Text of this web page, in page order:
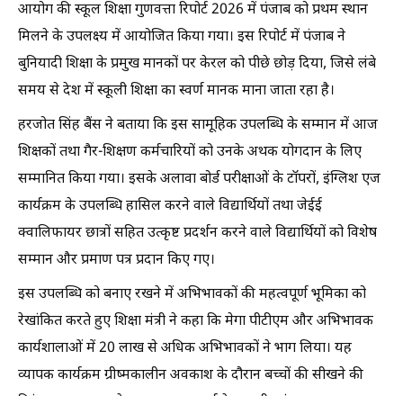
आयोग की स्कूल शिक्षा गुणवत्ता रिपोर्ट 2026 में पंजाब को प्रथम स्थान
मिलने के उपलक्ष्य में आयोजित किया गया। इस रिपोर्ट में पंजाब ने
बुनियादी शिक्षा के प्रमुख मानकों पर केरल को पीछे छोड़ दिया, जिसे लंबे
समय से देश में स्कूली शिक्षा का स्वर्ण मानक माना जाता रहा है।
हरजोत सिंह बैंस ने बताया कि इस सामूहिक उपलब्धि के सम्मान में आज
शिक्षकों तथा गैर-शिक्षण कर्मचारियों को उनके अथक योगदान के लिए
सम्मानित किया गया। इसके अलावा बोर्ड परीक्षाओं के टॉपरों, इंग्लिश एज
कार्यक्रम के उपलब्धि हासिल करने वाले विद्यार्थियों तथा जेईई
क्वालिफायर छात्रों सहित उत्कृष्ट प्रदर्शन करने वाले विद्यार्थियों को विशेष
सम्मान और प्रमाण पत्र प्रदान किए गए।
इस उपलब्धि को बनाए रखने में अभिभावकों की महत्वपूर्ण भूमिका को
रेखांकित करते हुए शिक्षा मंत्री ने कहा कि मेगा पीटीएम और अभिभावक
कार्यशालाओं में 20 लाख से अधिक अभिभावकों ने भाग लिया। यह
व्यापक कार्यक्रम ग्रीष्मकालीन अवकाश के दौरान बच्चों की सीखने की